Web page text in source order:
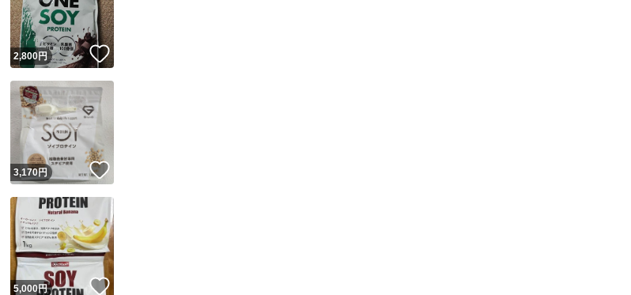
いいね！
2,800円 いいね！
いいね！
3,170円
いいね！
5,000円